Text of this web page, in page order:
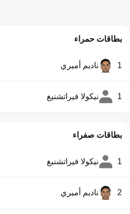
بطاقات حمراء
1 ناديم أميري
1 نيكولا فيراتشنيغ
بطاقات صفراء
1 نيكولا فيراتشنيغ
2 ناديم أميري